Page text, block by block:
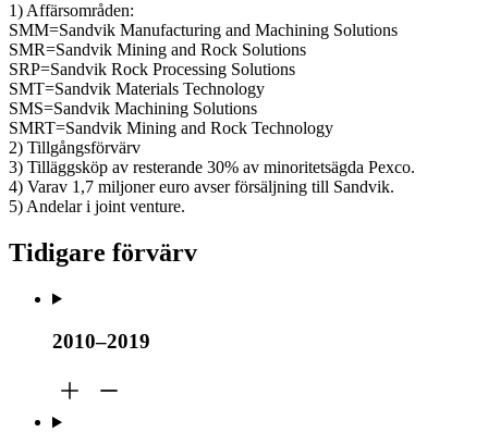
1) Affärsområden:
SMM=Sandvik Manufacturing and Machining Solutions
SMR=Sandvik Mining and Rock Solutions
SRP=Sandvik Rock Processing Solutions
SMT=Sandvik Materials Technology
SMS=Sandvik Machining Solutions
SMRT=Sandvik Mining and Rock Technology
2) Tillgångsförvärv
3) Tilläggsköp av resterande 30% av minoritetsägda Pexco.
4) Varav 1,7 miljoner euro avser försäljning till Sandvik.
5) Andelar i joint venture.
Tidigare förvärv
2010–2019